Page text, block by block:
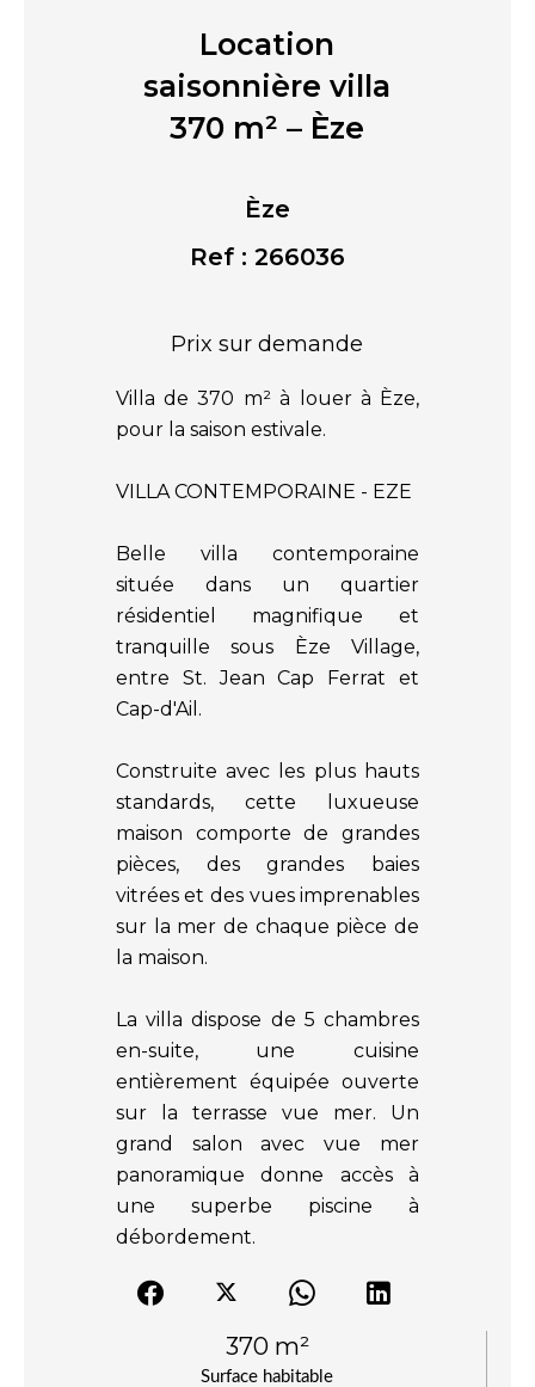
Surface habitable
370 m²
Location
saisonnière villa
370 m² – Èze
Èze
Ref : 266036
Prix sur demande
Villa de 370 m² à louer à Èze,
pour la saison estivale.
VILLA CONTEMPORAINE - EZE
Belle villa contemporaine
située dans un quartier
résidentiel magnifique et
tranquille sous Èze Village,
entre St. Jean Cap Ferrat et
Cap-d'Ail.
Construite avec les plus hauts
standards, cette luxueuse
maison comporte de grandes
pièces, des grandes baies
vitrées et des vues imprenables
sur la mer de chaque pièce de
la maison.
La villa dispose de 5 chambres
en-suite, une cuisine
entièrement équipée ouverte
sur la terrasse vue mer. Un
grand salon avec vue mer
panoramique donne accès à
une superbe piscine à
débordement.